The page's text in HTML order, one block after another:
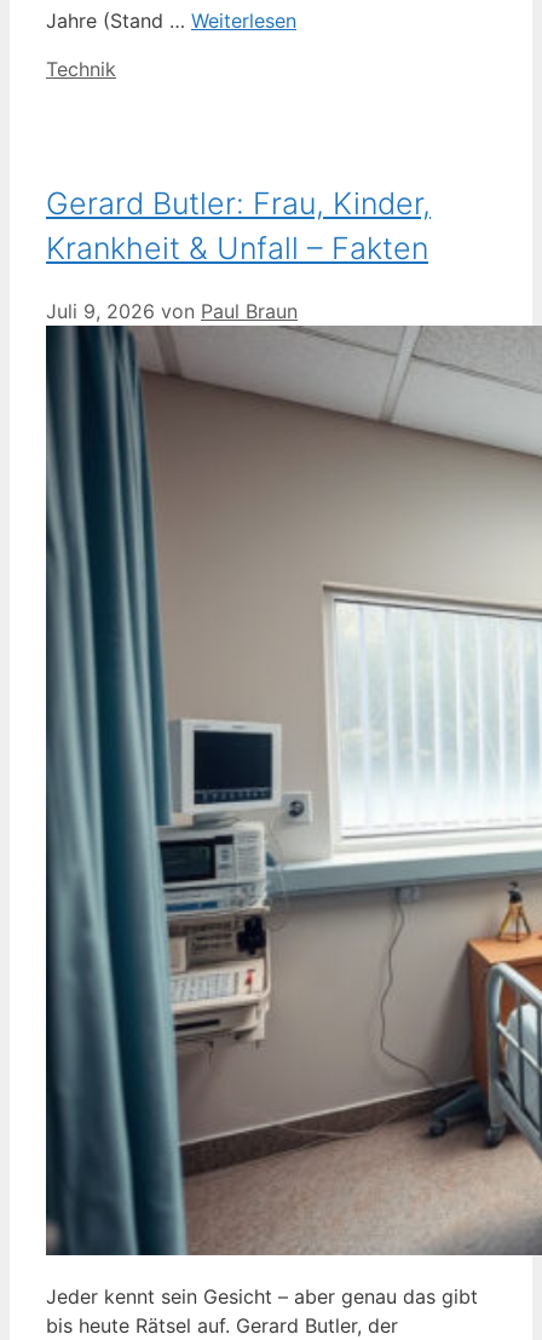
Jahre (Stand … Weiterlesen
Kategorien
Technik
Gerard Butler: Frau, Kinder,
Krankheit & Unfall – Fakten
Juli 9, 2026 von Paul Braun
Jeder kennt sein Gesicht – aber genau das gibt
bis heute Rätsel auf. Gerard Butler, der